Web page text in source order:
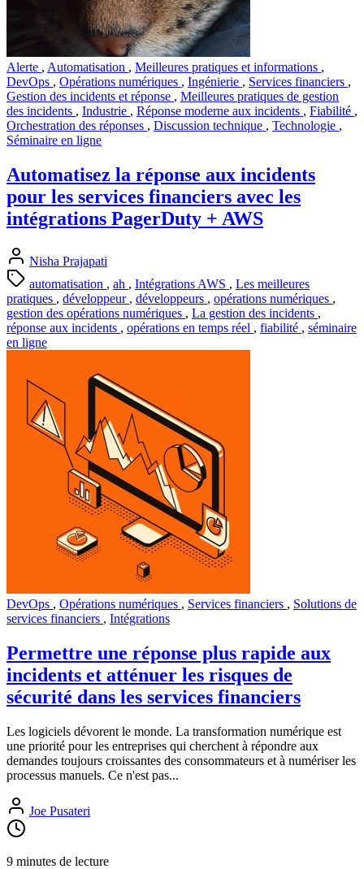
Alerte , Automatisation , Meilleures pratiques et informations ,
DevOps , Opérations numériques , Ingénierie , Services financiers ,
Gestion des incidents et réponse , Meilleures pratiques de gestion
des incidents , Industrie , Réponse moderne aux incidents , Fiabilité ,
Orchestration des réponses , Discussion technique , Technologie ,
Séminaire en ligne
Automatisez la réponse aux incidents
pour les services financiers avec les
intégrations PagerDuty + AWS
Nisha Prajapati
automatisation , ah , Intégrations AWS , Les meilleures
pratiques , développeur , développeurs , opérations numériques ,
gestion des opérations numériques , La gestion des incidents ,
réponse aux incidents , opérations en temps réel , fiabilité , séminaire
en ligne
DevOps , Opérations numériques , Services financiers , Solutions de
services financiers , Intégrations
Permettre une réponse plus rapide aux
incidents et atténuer les risques de
sécurité dans les services financiers
Les logiciels dévorent le monde. La transformation numérique est
une priorité pour les entreprises qui cherchent à répondre aux
demandes toujours croissantes des consommateurs et à numériser les
processus manuels. Ce n'est pas...
Joe Pusateri
9 minutes de lecture